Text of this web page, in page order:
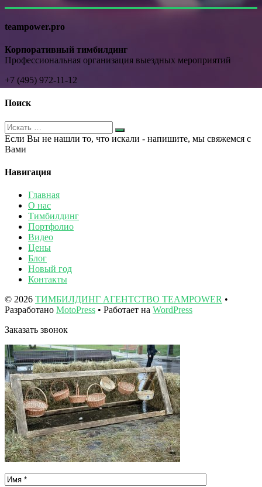
teampower.pro
Корпоративный тимбилдинг
Профессиональная организация выездных мероприятий
+7 (495) 972-11-12
Поиск
Если Вы не нашли то, что искали - напишите, мы свяжемся с
Вами
Навигация
Главная
О нас
Тимбилдинг
Портфолио
Видео
Цены
Блог
Новый год
Контакты
© 2026 ТИМБИЛДИНГ АГЕНТСТВО TEAMPOWER •
Разработано MotoPress • Работает на WordPress
Заказать звонок